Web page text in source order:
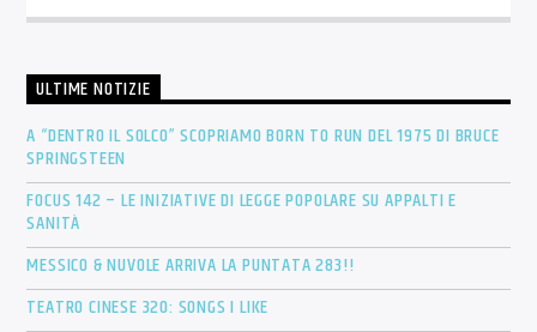
ULTIME NOTIZIE
A “DENTRO IL SOLCO” SCOPRIAMO BORN TO RUN DEL 1975 DI BRUCE
SPRINGSTEEN
FOCUS 142 – LE INIZIATIVE DI LEGGE POPOLARE SU APPALTI E
SANITÀ
MESSICO & NUVOLE ARRIVA LA PUNTATA 283!!
TEATRO CINESE 320: SONGS I LIKE